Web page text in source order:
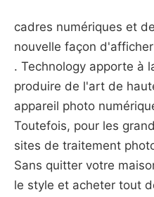
cadres numériques et
nouvelle façon
. Technology apporte à
produire de l'art de
appareil photo
Toutefois, pour les
sites de traitement
Sans quitter votre
le style et acheter tout